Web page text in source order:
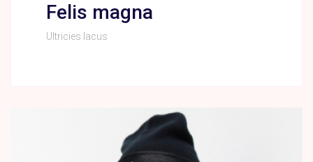
Felis magna
Ultricies lacus